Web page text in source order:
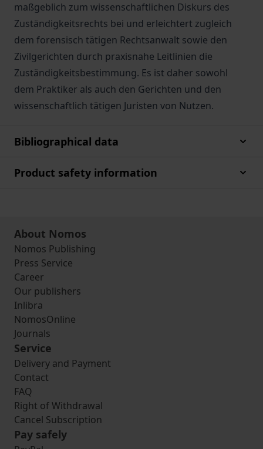
maßgeblich zum wissenschaftlichen Diskurs des
Zuständigkeitsrechts bei und erleichtert zugleich
dem forensisch tätigen Rechtsanwalt sowie den
Zivilgerichten durch praxisnahe Leitlinien die
Zuständigkeitsbestimmung. Es ist daher sowohl
dem Praktiker als auch den Gerichten und den
wissenschaftlich tätigen Juristen von Nutzen.
Bibliographical data
Product safety information
About Nomos
Nomos Publishing
Press Service
Career
Our publishers
Inlibra
NomosOnline
Journals
Service
Delivery and Payment
Contact
FAQ
Right of Withdrawal
Cancel Subscription
Pay safely